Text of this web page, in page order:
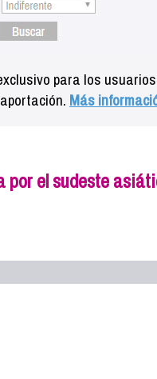
para los
Más
por el sudeste